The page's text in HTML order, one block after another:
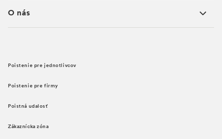
O nás
Poistenie pre jednotlivcov
Poistenie pre firmy
Poistná udalosť
Zákaznícka zóna